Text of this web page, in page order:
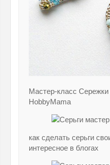
Мастер-класс
HobbyMama
как сделать серьги
интересное в блогах